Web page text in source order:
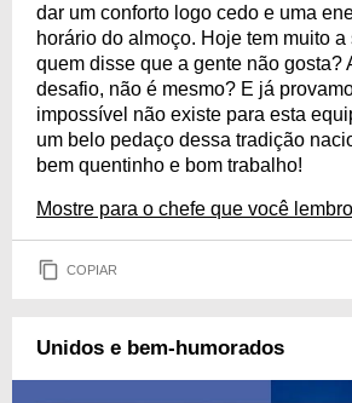
dar um conforto logo cedo e uma
horário do almoço. Hoje tem muito a
quem disse que a gente não gosta?
desafio, não é mesmo? E já
impossível não existe para esta
um belo pedaço dessa tradição
bem quentinho e bom trabalho!
Mostre para o chefe que você
COPIAR
Unidos e bem-humorados